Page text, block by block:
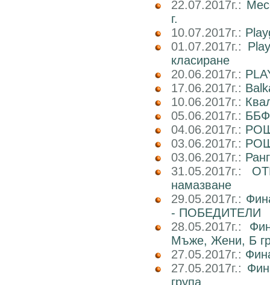
22.07.2017г.:
г.
10.07.2017г.:
01.07.2017г.:
класиране
20.06.2017г.:
17.06.2017г.:
10.06.2017г.:
05.06.2017г.: ББФ
04.06.2017г.:
03.06.2017г.:
03.06.2017г.:
31.05.2017г.:
намазване
29.05.2017г.:
- ПОБЕДИТЕЛИ
28.05.2017г.:
Мъже, Жени, Б
27.05.2017г.:
27.05.2017г.:
група